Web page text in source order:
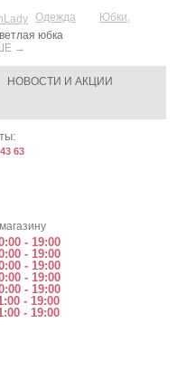
→
Одежда
Юбки,
юбка
НОВОСТИ И АКЦИИ
63
- 19:00
- 19:00
- 19:00
- 19:00
- 19:00
- 19:00
- 19:00